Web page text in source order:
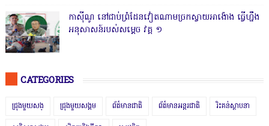
កាសុីណូ នៅជាប់ព្រំដែនវៀតណាមច្រកស្វាយអាង៉ោង ធ្វើហ្នឹង
អនុសាសន៍របស់សម្ដេច វគ្គ ១
CATEGORIES
ជ្រុងមួយសង្ ជ្រុងមួយសង្គម ព័ត៌មានជាតិ ព័ត៌មានអន្តរជាតិ រិះគន់ស្ថាបនា